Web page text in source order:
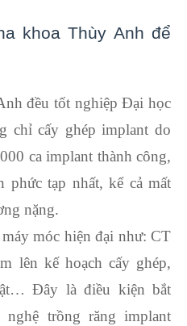
khoa Thùy Anh để
đều tốt nghiệp Đại học
chỉ cấy ghép implant do
ca implant thành công,
tạp nhất, kể cả mất
nặng.
móc hiện đại như: CT
lên kế hoạch cấy ghép,
Đây là điều kiện bắt
trồng răng implant